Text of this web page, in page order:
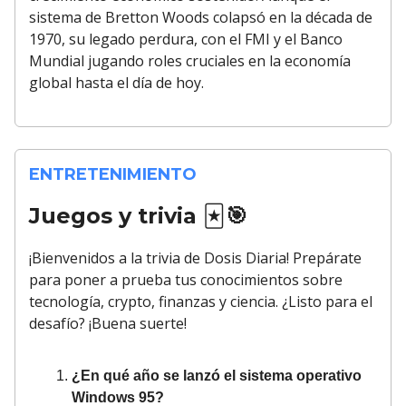
sistema de Bretton Woods colapsó en la década de
1970, su legado perdura, con el FMI y el Banco
Mundial jugando roles cruciales en la economía
global hasta el día de hoy.
ENTRETENIMIENTO
Juegos y trivia 🃏🎯
¡Bienvenidos a la trivia de Dosis Diaria! Prepárate
para poner a prueba tus conocimientos sobre
tecnología, crypto, finanzas y ciencia. ¿Listo para el
desafío? ¡Buena suerte!
¿En qué año se lanzó el sistema operativo
Windows 95?